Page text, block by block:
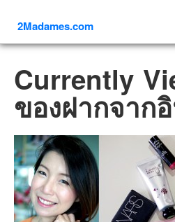
2Madames.com
ภาคเหนือ
ภาคใต้
ภาคกลาง
ภาคตะวันตก
ภาคอีสาน
ทริปต่างประเทศ
Currently
ของฝากจาก